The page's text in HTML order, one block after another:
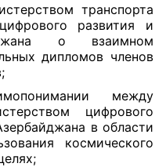
транспорта
развития и
о взаимном
дипломов членов
между
цифрового
в области
космического